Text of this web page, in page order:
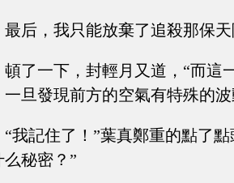
最后，我只能放棄了追殺那保
頓了一下，封輕月又道，“而這
一旦發現前方的空氣有特殊的
“我記住了！”葉真鄭重的點了
么秘密？”